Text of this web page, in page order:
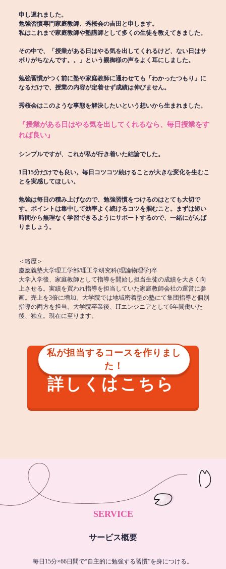
申し遅れました。
勉強習慣専門家庭教師、秀桜会の吉田と申します。
私はこれまで家庭教師や塾講師として多くの生徒を教えてきました。
その中で、「授業がある日はやる気を出してくれるけど、ない日はサ
ボりがちなんです。。」という親御様の声をよく耳にしました。
勉強習慣がつく前に塾や家庭教師に通わせても「わかったつもり」に
なるだけで、授業の内容が定着せず成績は伸びません。
秀桜会はこのような事態を解決したいという想いから生まれました。
『授業がある日はやる気を出してくれるなら、毎日授業をす
れば良い』
シンプルですが、これが私が行き着いた結論でした。
1日15分だけでも良い。毎日コツコツ続けることが大きな変化を生むこ
とを実感してほしい。
勉強は毎日の積み上げなので、勉強習慣をつけるのはとても大切で
す。ポイントは集中して効率よく続けるコツを掴むこと。まずは短い
時間から無理なく学習できるようにサポートするので、一緒にがんば
りましょう。
＜略歴＞
慶應義塾大学理工学部/理工学研究科(理論物理学)卒
大学入学後、家庭教師として指導を開始し担当生徒の成績を大きく向
上させる。実績を買われ指導を担当していた家庭教師会社の運営に参
画。売上を3倍に増加。大学院では地域密着型の塾にて集団指導と個別
指導の両方を担当。大学院卒業後、ITエンジニアとして6年間働いた
後、独立。現在に至ります。
私が担当するコースを作りまし
た！
詳しくはこちら
SERVICE
サービス概要
毎日15分×66日間で“自主的に勉強する習慣”を身につける。